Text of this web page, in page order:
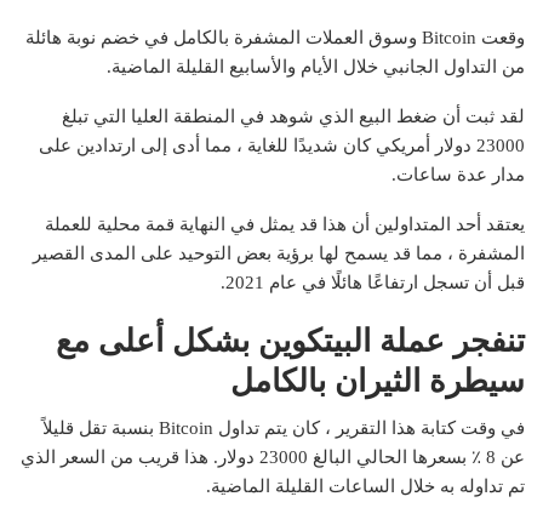
وقعت Bitcoin وسوق العملات المشفرة بالكامل في خضم نوبة هائلة
من التداول الجانبي خلال الأيام والأسابيع القليلة الماضية.
لقد ثبت أن ضغط البيع الذي شوهد في المنطقة العليا التي تبلغ
23000 دولار أمريكي كان شديدًا للغاية ، مما أدى إلى ارتدادين على
مدار عدة ساعات.
يعتقد أحد المتداولين أن هذا قد يمثل في النهاية قمة محلية للعملة
المشفرة ، مما قد يسمح لها برؤية بعض التوحيد على المدى القصير
قبل أن تسجل ارتفاعًا هائلًا في عام 2021.
تنفجر عملة البيتكوين بشكل أعلى مع
سيطرة الثيران بالكامل
في وقت كتابة هذا التقرير ، كان يتم تداول Bitcoin بنسبة تقل قليلاً
عن 8 ٪ بسعرها الحالي البالغ 23000 دولار. هذا قريب من السعر الذي
تم تداوله به خلال الساعات القليلة الماضية.